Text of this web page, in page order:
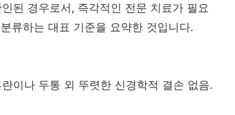
된 경우로서, 즉각적인 전문 치료가 필요
류하는 대표 기준을 요약한 것입니다.
이나 두통 외 뚜렷한 신경학적 결손 없음.